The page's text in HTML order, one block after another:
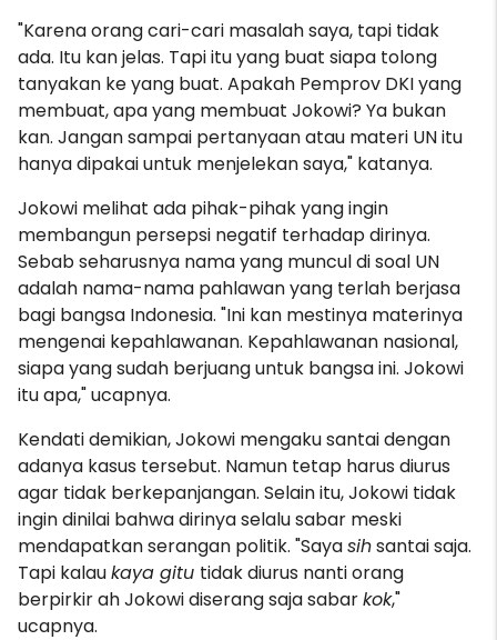
"Karena orang cari-cari masalah saya, tapi tidak
ada. Itu kan jelas. Tapi itu yang buat siapa tolong
tanyakan ke yang buat. Apakah Pemprov DKI yang
membuat, apa yang membuat Jokowi? Ya bukan
kan. Jangan sampai pertanyaan atau materi UN itu
hanya dipakai untuk menjelekan saya," katanya.
Jokowi melihat ada pihak-pihak yang ingin
membangun persepsi negatif terhadap dirinya.
Sebab seharusnya nama yang muncul di soal UN
adalah nama-nama pahlawan yang terlah berjasa
bagi bangsa Indonesia. "Ini kan mestinya materinya
mengenai kepahlawanan. Kepahlawanan nasional,
siapa yang sudah berjuang untuk bangsa ini. Jokowi
itu apa," ucapnya.
Kendati demikian, Jokowi mengaku santai dengan
adanya kasus tersebut. Namun tetap harus diurus
agar tidak berkepanjangan. Selain itu, Jokowi tidak
ingin dinilai bahwa dirinya selalu sabar meski
mendapatkan serangan politik. "Sayasihsantai saja.
Tapi kalaukaya gitu tidak diurus nanti orang
berpirkir ah Jokowi diserang saja sabarkok,"
ucapnya.